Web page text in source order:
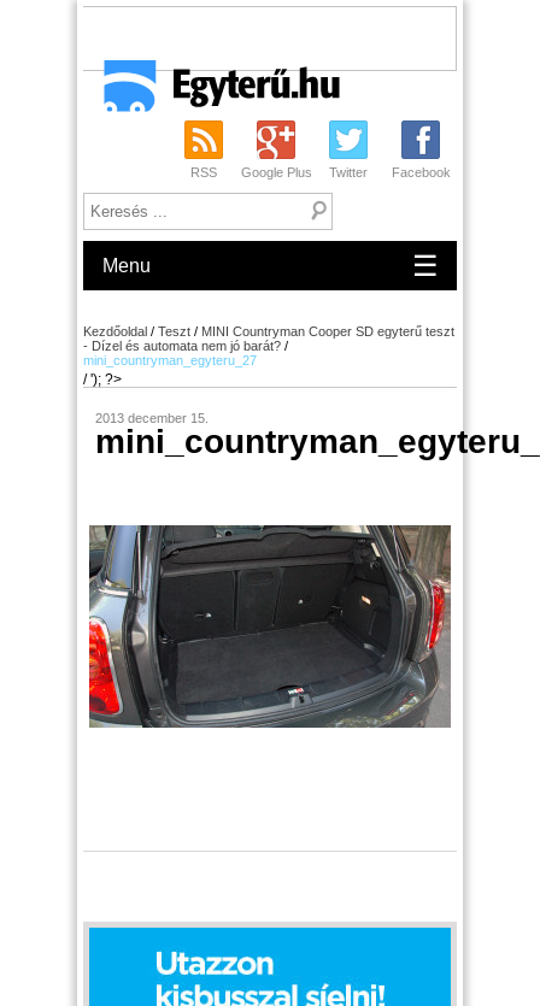
RSS Google Plus Twitter Facebook
Menu ☰
Kezdőoldal / Teszt / MINI Countryman Cooper SD egyterű teszt
- Dízel és automata nem jó barát? /
mini_countryman_egyteru_27
/ '); ?>
2013 december 15.